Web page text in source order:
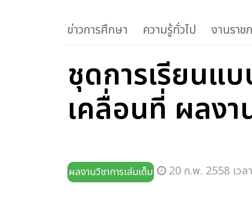
ข่าวการศึกษา ความรู้ทั่วไป งานราช
ชุดการเรียนแบ
เคลื่อนที่ ผลงา
ผลงานวิชาการเล่มเต็ม 20 ก.พ. 2558 เวล